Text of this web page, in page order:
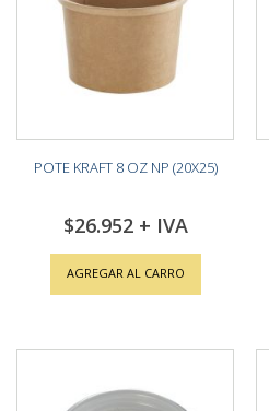
POTE KRAFT 8 OZ NP (20X25)
$26.952
AGREGAR AL CARRO